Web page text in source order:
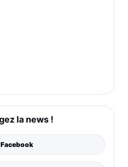
la news !
Facebook